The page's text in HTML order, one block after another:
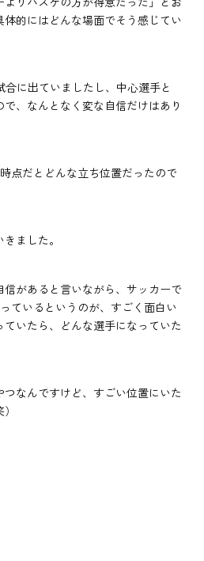
的にはどんな場面でそう感じてい
に出ていましたし、中心選手と
、なんとなく変な自信だけはあり
点だとどんな立ち位置だったので
ました。
があると言いながら、サッカーで
ているというのが、すごく面白い
いたら、どんな選手になっていた
なんですけど、すごい位置にいた